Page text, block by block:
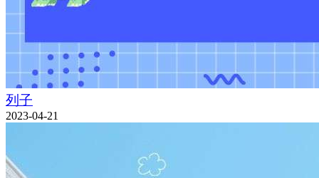
列子
2023-04-21